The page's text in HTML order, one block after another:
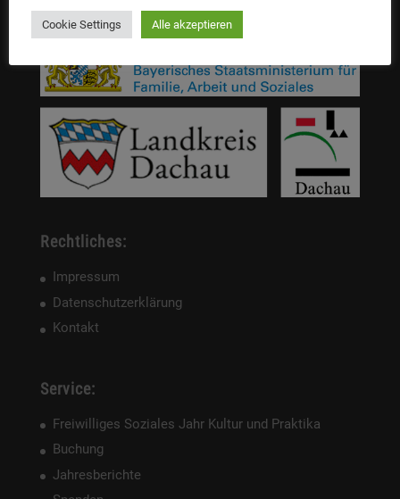
Die Einrichtung wird gefördert von:
Rechtliches:
Impressum
Datenschutzerklärung
Kontakt
Service:
Freiwilliges Soziales Jahr Kultur und Praktika
Buchung
Jahresberichte
Cookie Settings Alle akzeptieren